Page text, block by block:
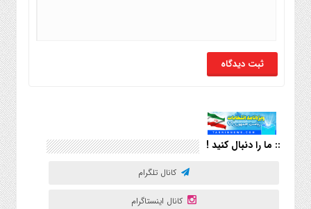
:: ما را دنبال کنید !
کانال تلگرام
کانال اینستاگرام